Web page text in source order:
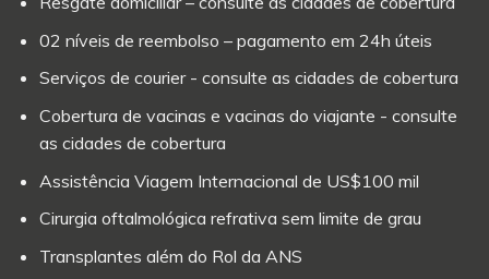
02 níveis de reembolso – pagamento em 24h úteis
Serviços de courier - consulte as cidades de cobertura
Cobertura de vacinas e vacinas do viajante - consulte
as cidades de cobertura
Assistência Viagem Internacional de US$100 mil
Cirurgia oftalmológica refrativa sem limite de grau
Transplantes além do Rol da ANS